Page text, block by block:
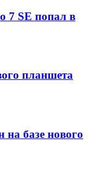
7 SE попал в
планшета
на базе нового